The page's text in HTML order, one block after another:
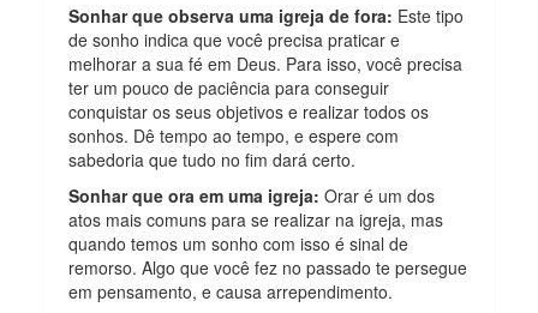
Sonhar que observa uma igreja de fora: Este tipo
de sonho indica que você precisa praticar e
melhorar a sua fé em Deus. Para isso, você precisa
ter um pouco de paciência para conseguir
conquistar os seus objetivos e realizar todos os
sonhos. Dê tempo ao tempo, e espere com
sabedoria que tudo no fim dará certo.
Sonhar que ora em uma igreja: Orar é um dos
atos mais comuns para se realizar na igreja, mas
quando temos um sonho com isso é sinal de
remorso. Algo que você fez no passado te persegue
em pensamento, e causa arrependimento.